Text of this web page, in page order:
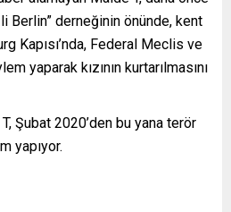
Berlin” derneğinin önünde, kent
Kapısı’nda, Federal Meclis ve
yaparak kızının kurtarılmasını
Şubat 2020’den bu yana terör
yapıyor.